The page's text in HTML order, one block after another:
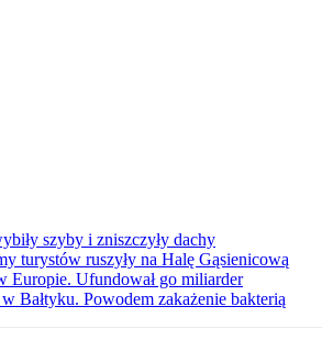
szyby i zniszczyły dachy
turystów ruszyły na Halę Gąsienicową
Europie. Ufundował go miliarder
Bałtyku. Powodem zakażenie bakterią